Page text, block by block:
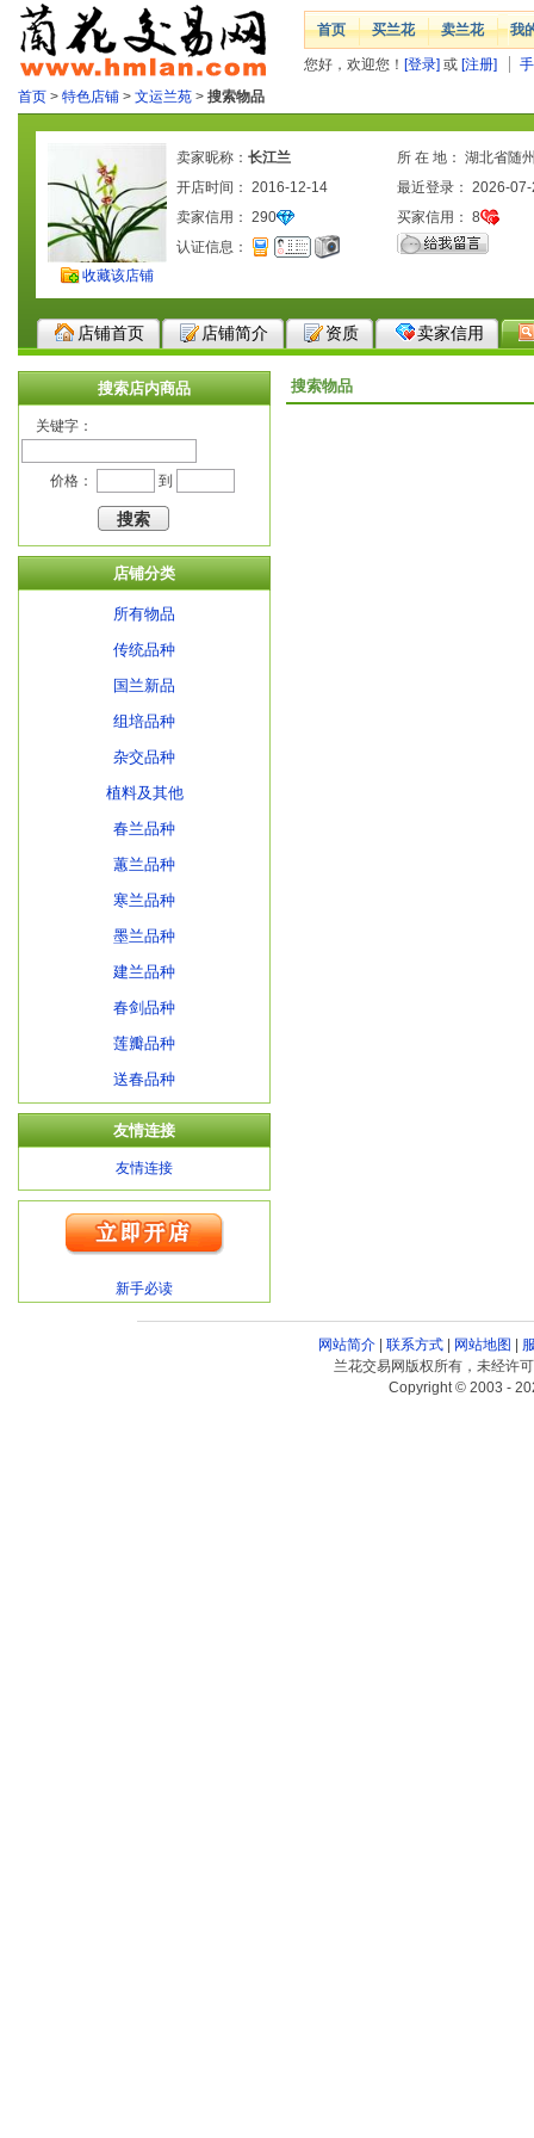
首页 买兰花 卖兰花 我
您好，欢迎您！ [登录] 或 [注册]
首页 > 特色店铺 > 文运兰苑 > 搜索物品
收藏该店铺
卖家昵称： 长江兰
所 在 地： 湖北省随
开店时间： 2016-12-14
最近登录： 2026-
卖家信用： 290 买家信用： 8
认证信息：
店铺首页 店铺简介 资质 卖家信用
搜索店内商品
关键字：
价格： 到
店铺分类
所有物品
传统品种
国兰新品
组培品种
杂交品种
植料及其他
春兰品种
蕙兰品种
寒兰品种
墨兰品种
建兰品种
春剑品种
莲瓣品种
送春品种
友情连接
友情连接
新手必读
搜索物品
网站简介| 联系方式| 网站地图 |
兰花交易网版权所有，未经许
Copyright © 2003 -